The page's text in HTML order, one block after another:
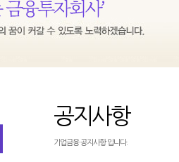
공지사항
기업금융 공지사항 입니다.